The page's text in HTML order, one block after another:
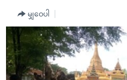
ကျော်
ကြည့်
ရန်
ပင်မ
အစ္စရေး-ပါလက်စတိုင်း
အင်္ဂလိပ်စာလေ့လာမယ်
အမေရိကန်သုံးအီဒီယံ
မကြေးမုံရဲ့ အင်္ဂလိပ်စာ
ရုပ်ရှင်ထဲက အင်္ဂလိပ်စာ
အပတ်စဉ်ကဏ္ဍများ
ရေဒီယို
တီဗွီ
ရေဒီယိုနှင့်ရုပ်သံ အချက်အလက်များ
ရေဒီယို/တီဗွီအစီအစဉ်
မျှဝေပါ